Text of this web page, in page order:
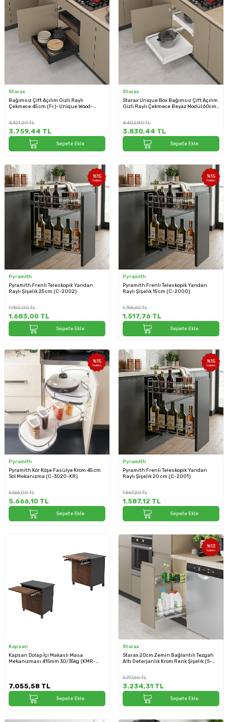
Starax
Bağımsız Çift Açılım Gizli Raylı
Çekmece 45 cm (Fr.)-Unique Wood-
4.321,20TL
3.759,44 TL
Sepete Ekle
Starax
Starax Unique Box Bağımsız Çift Açılım
Gizli Raylı Çekmece Beyaz Modül 60cm
4.402,80TL
3.830,44 TL
Sepete Ekle
%15
İndirim
Pyramith
Pyramith Frenli Teleskopik Yandan
Raylı Şişelik 25 cm (C-2002)
1.980,00TL
1.683,00 TL
Sepete Ekle
%15
İndirim
Pyramith
Pyramith Frenli Teleskopik Yandan
Raylı Şişelik 15 cm (C-2000)
1.785,60TL
1.517,76 TL
Sepete Ekle
%15
İndirim
Pyramith
Pyramith Kör Köşe Fasülye Krom 45 cm
Sol Mekanizma (C-3020-KR)
6.666,00TL
5.666,10 TL
Sepete Ekle
%15
İndirim
Pyramith
Pyramith Frenli Teleskopik Yandan
Raylı Şişelik 20 cm (C-2001)
1.867,20TL
1.587,12 TL
Sepete Ekle
Kapsan
Kapsan Dolap İçi Makaslı Masa
Mekanizması 415mm 30/35kg (KMR-
7.055,58 TL
Sepete Ekle
%13
İndirim
Starax
Starax 20cm Zemin Bağlantılı Tezgah
Altı Deterjanlık Krom Renk Şişelik (S-
3.717,60TL
3.234,31 TL
Sepete Ekle